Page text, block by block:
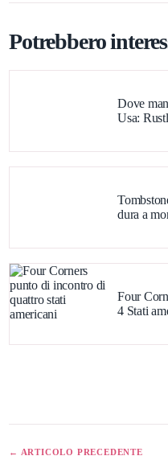
Potrebbero
Dove
Usa:
dura a
Four
4 Stati
← ARTICOLO PRECEDENTE